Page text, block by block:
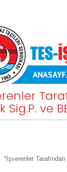
Sig.P. ve
*İşverenler